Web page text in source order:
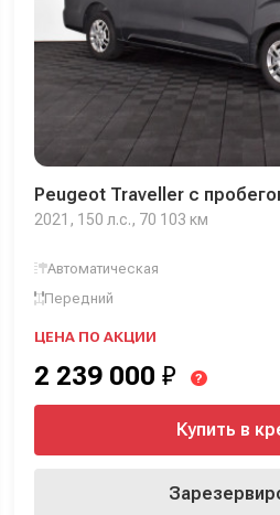
Peugeot Traveller с
2021, 150 л.с., 70 103 км
Автоматическая
Передний
ЦЕНА ПО АКЦИИ
2 239 000 ₽ ?
Купить в